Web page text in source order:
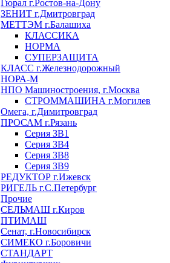
Гюрал г.Ростов-на-Дону
ЗЕНИТ г.Дмитровград
МЕТТЭМ г.Балашиха
КЛАССИКА
НОРМА
СУПЕРЗАЩИТА
КЛАСС г.Железнодорожный
НОРА-М
НПО Машиностроения, г.Москва
СТРОММАШИНА г.Могилев
Омега, г.Димитровград
ПРОСАМ г.Рязань
Серия ЗВ1
Серия ЗВ4
Серия ЗВ8
Серия ЗВ9
РЕДУКТОР г.Ижевск
РИГЕЛЬ г.С.Петербург
Прочие
СЕЛЬМАШ г.Киров
ПТИМАШ
Сенат, г.Новосибирск
СИМЕКО г.Боровичи
СТАНДАРТ